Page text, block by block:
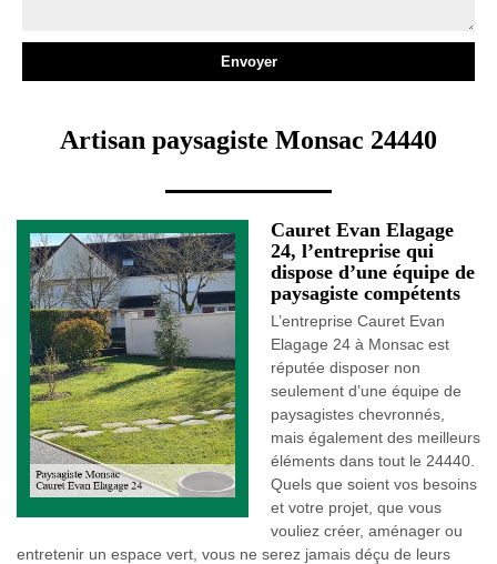
Artisan paysagiste Monsac 24440
Cauret Evan Elagage
24, l’entreprise qui
dispose d’une équipe de
paysagiste compétents
L’entreprise Cauret Evan
Elagage 24 à Monsac est
réputée disposer non
seulement d’une équipe de
paysagistes chevronnés,
mais également des meilleurs
éléments dans tout le 24440.
Quels que soient vos besoins
et votre projet, que vous
vouliez créer, aménager ou
entretenir un espace vert, vous ne serez jamais déçu de leurs